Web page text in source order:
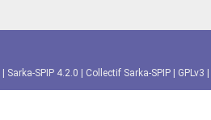
Sarka-SPIP 4.2.0 Collectif Sarka-SPIP GPLv3